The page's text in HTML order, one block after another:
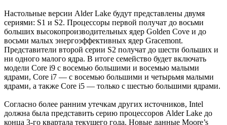
Настольные версии Alder Lake будут представлены двумя
сериями: S1 и S2. Процессоры первой получат до восьми
больших высокопроизводительных ядер Golden Cove и до
восьми малых энергоэффективных ядер Gracemont.
Представители второй серии S2 получат до шести больших и
ни одного малого ядра. В итоге семейство будет включать
модели Core i9 с восемью большими и восемью малыми
ядрами, Core i7 — с восемью большими и четырьмя малыми
ядрами, а также Core i5 — только с шестью большими ядрами.
Согласно более ранним утечкам других источников, Intel
должна была представить серию процессоров Alder Lake до
конца 3-го квартала текущего года. Новые данные Moore’s